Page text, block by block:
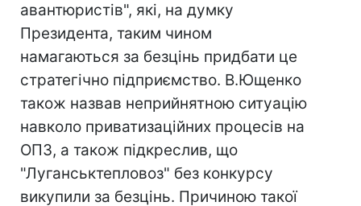
авантюристів", які, на думку
Президента, таким чином
намагаються за безцінь придбати це
стратегічно підприємство. В.Ющенко
також назвав неприйнятною ситуацію
навколо приватизаційних процесів на
ОПЗ, а також підкреслив, що
"Луганськтепловоз" без конкурсу
викупили за безцінь. Причиною такої